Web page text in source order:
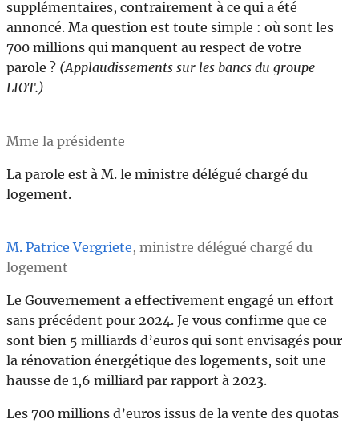
supplémentaires, contrairement à ce qui a été
annoncé. Ma question est toute simple : où sont les
700 millions qui manquent au respect de votre
parole ? (Applaudissements sur les bancs du groupe
LIOT.)
Mme la présidente
La parole est à M. le ministre délégué chargé du
logement.
M. Patrice Vergriete, ministre délégué chargé du
logement
Le Gouvernement a effectivement engagé un effort
sans précédent pour 2024. Je vous confirme que ce
sont bien 5 milliards d’euros qui sont envisagés pour
la rénovation énergétique des logements, soit une
hausse de 1,6 milliard par rapport à 2023.
Les 700 millions d’euros issus de la vente des quotas